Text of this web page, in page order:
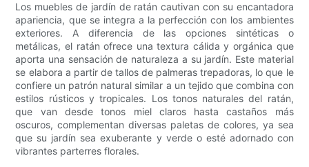
Los muebles de jardín de ratán cautivan con su encantadora
apariencia, que se integra a la perfección con los ambientes
exteriores. A diferencia de las opciones sintéticas o
metálicas, el ratán ofrece una textura cálida y orgánica que
aporta una sensación de naturaleza a su jardín. Este material
se elabora a partir de tallos de palmeras trepadoras, lo que le
confiere un patrón natural similar a un tejido que combina con
estilos rústicos y tropicales. Los tonos naturales del ratán,
que van desde tonos miel claros hasta castaños más
oscuros, complementan diversas paletas de colores, ya sea
que su jardín sea exuberante y verde o esté adornado con
vibrantes parterres florales.